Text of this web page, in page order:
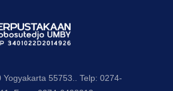
Yogyakarta 55753.. Telp: 0274-